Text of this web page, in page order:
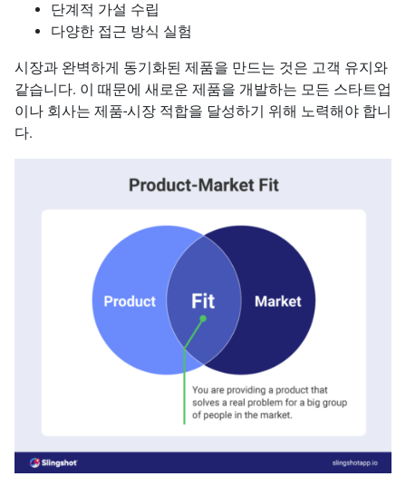
단계적 가설 수립
다양한 접근 방식 실험
시장과 완벽하게 동기화된 제품을 만드는 것은 고객 유지와
같습니다. 이 때문에 새로운 제품을 개발하는 모든 스타트업
이나 회사는 제품-시장 적합을 달성하기 위해 노력해야 합니
다.